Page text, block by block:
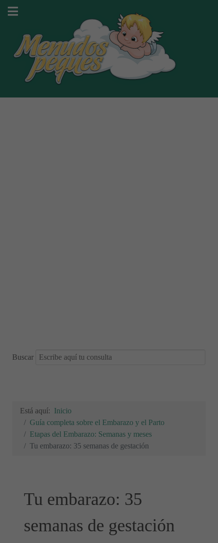
Buscar
Está aquí: Inicio
Guía completa sobre el Embarazo y el Parto
Etapas del Embarazo: Semanas y meses
Tu embarazo: 35 semanas de gestación
Tu embarazo: 35
semanas de gestación